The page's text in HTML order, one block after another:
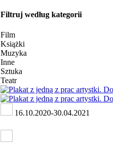
Filtruj według kategorii
Film
Książki
Muzyka
Inne
Sztuka
Teatr
16.10.2020-30.04.2021